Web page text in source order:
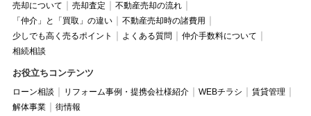
売却について 売却査定
不動産売却の流れ
「仲介」と「買取」の違い
不動産売却時の諸費用
少しでも高く売るポイント
よくある質問
仲介手数料について
相続相談
お役立ちコンテンツ
ローン相談 リフォーム事例・提携会社様紹介 WEBチラシ
賃貸管理
解体事業
街情報